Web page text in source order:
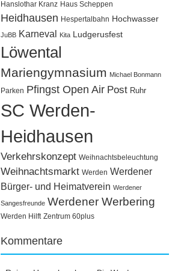
Hanslothar Kranz Haus Scheppen
Heidhausen Hespertalbahn Hochwasser
JuBB Karneval Kita Ludgerusfest
Löwental
Mariengymnasium Michael Bonmann
Parken Pfingst Open Air Post Ruhr
SC Werden-
Heidhausen
Verkehrskonzept Weihnachtsbeleuchtung
Weihnachtsmarkt Werden Werdener
Bürger- und Heimatverein Werdener
Sangesfreunde Werdener Werbering
Werden Hilft Zentrum 60plus
Kommentare